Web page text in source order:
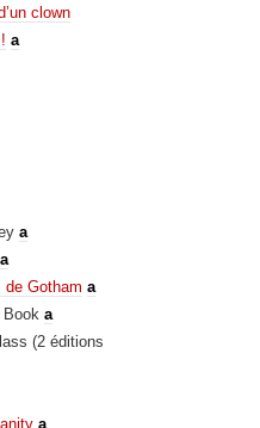
clown
a
a
a
de Gotham a
a
(2 éditions
a